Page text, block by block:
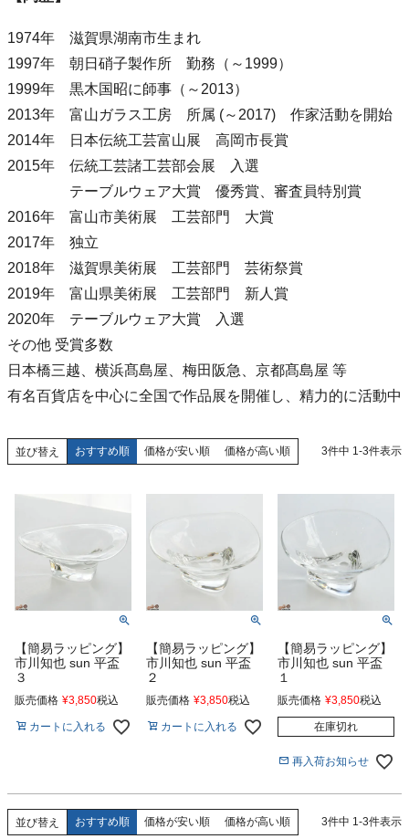
1974年 滋賀県湖南市生まれ
1997年 朝日硝子製作所 勤務（～1999）
1999年 黒木国昭に師事（～2013）
2013年 富山ガラス工房 所属 (～2017) 作家活動を開始
2014年 日本伝統工芸富山展 高岡市長賞
2015年 伝統工芸諸工芸部会展 入選
テーブルウェア大賞 優秀賞、審査員特別賞
2016年 富山市美術展 工芸部門 大賞
2017年 独立
2018年 滋賀県美術展 工芸部門 芸術祭賞
2019年 富山県美術展 工芸部門 新人賞
2020年 テーブルウェア大賞 入選
その他 受賞多数
日本橋三越、横浜髙島屋、梅田阪急、京都髙島屋 等
有名百貨店を中心に全国で作品展を開催し、精力的に活動中
並び替え おすすめ順 価格が安い順 価格が高い順 3件中 1-3件表示
【簡易ラッピング】
市川知也 sun 平盃
３
販売価格 ¥3,850税込
カートに入れる
【簡易ラッピング】
市川知也 sun 平盃
２
販売価格 ¥3,850税込
カートに入れる
【簡易ラッピング】
市川知也 sun 平盃
１
販売価格 ¥3,850税込
在庫切れ
再入荷お知らせ
並び替え おすすめ順 価格が安い順 価格が高い順 3件中 1-3件表示